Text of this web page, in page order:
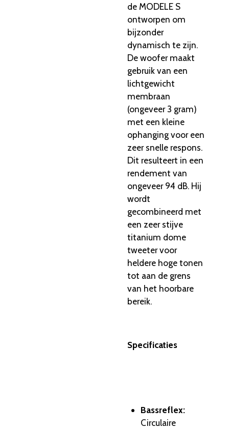
de MODELE S
ontworpen om
bijzonder
dynamisch te zijn.
De woofer maakt
gebruik van een
lichtgewicht
membraan
(ongeveer 3 gram)
met een kleine
ophanging voor een
zeer snelle respons.
Dit resulteert in een
rendement van
ongeveer 94 dB. Hij
wordt
gecombineerd met
een zeer stijve
titanium dome
tweeter voor
heldere hoge tonen
tot aan de grens
van het hoorbare
bereik.
Specificaties
Bassreflex:
Circulaire